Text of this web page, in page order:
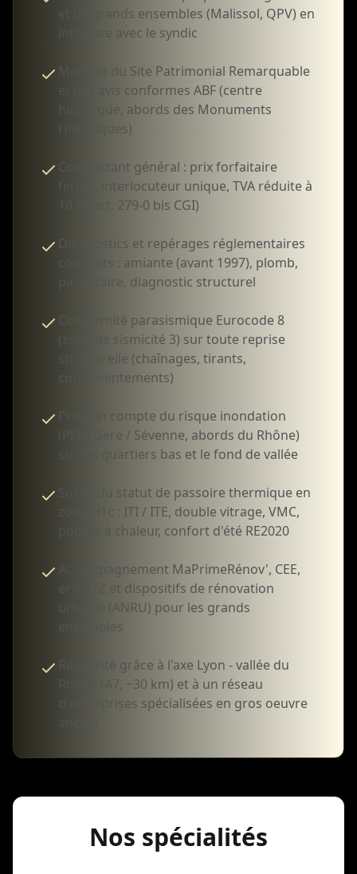
et de grands ensembles (Malissol, QPV) en
interface avec le syndic
Maîtrise du Site Patrimonial Remarquable
et des avis conformes ABF (centre
historique, abords des Monuments
Historiques)
Contractant général : prix forfaitaire
ferme, interlocuteur unique, TVA réduite à
10 % (art. 279-0 bis CGI)
Diagnostics et repérages réglementaires
complets : amiante (avant 1997), plomb,
parasitaire, diagnostic structurel
Conformité parasismique Eurocode 8
(zone de sismicité 3) sur toute reprise
structurelle (chaînages, tirants,
contreventements)
Prise en compte du risque inondation
(PPRI Gère / Sévenne, abords du Rhône)
sur les quartiers bas et le fond de vallée
Sortie du statut de passoire thermique en
zone H1c : ITI / ITE, double vitrage, VMC,
pompe à chaleur, confort d'été RE2020
Accompagnement MaPrimeRénov', CEE,
éco-PTZ et dispositifs de rénovation
urbaine (ANRU) pour les grands
ensembles
Réactivité grâce à l'axe Lyon - vallée du
Rhône (A7, ~30 km) et à un réseau
d'entreprises spécialisées en gros oeuvre
ancien
Nos spécialités